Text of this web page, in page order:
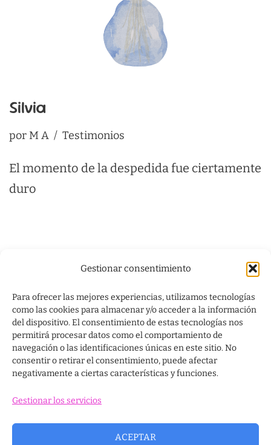
Gestionar consentimiento
Para ofrecer las mejores experiencias, utilizamos tecnologías
como las cookies para almacenar y/o acceder a la información
del dispositivo. El consentimiento de estas tecnologías nos
permitirá procesar datos como el comportamiento de
navegación o las identificaciones únicas en este sitio. No
consentir o retirar el consentimiento, puede afectar
negativamente a ciertas características y funciones.
Gestionar los servicios
ACEPTAR
Silvia
por M A Testimonios
El momento de la despedida fue ciertamente
duro
info@mejoracompañame.org